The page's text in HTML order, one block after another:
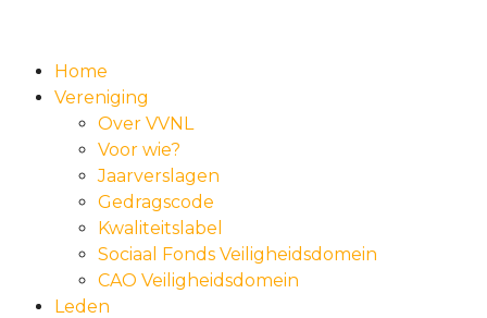
Home
Vereniging
Over VVNL
Voor wie?
Jaarverslagen
Gedragscode
Kwaliteitslabel
Sociaal Fonds Veiligheidsdomein
CAO Veiligheidsdomein
Leden